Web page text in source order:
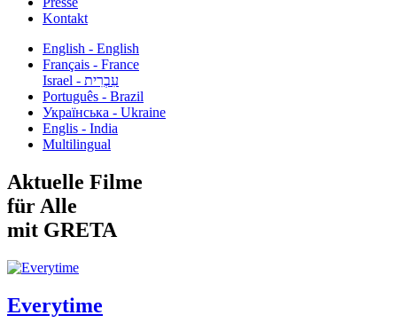
Kontakt
English - English
Français - France
עִבְרִית - Israel
Português - Brazil
Українська - Ukraine
Englis - India
Multilingual
Aktuelle Filme
für Alle
mit GRETA
Everytime